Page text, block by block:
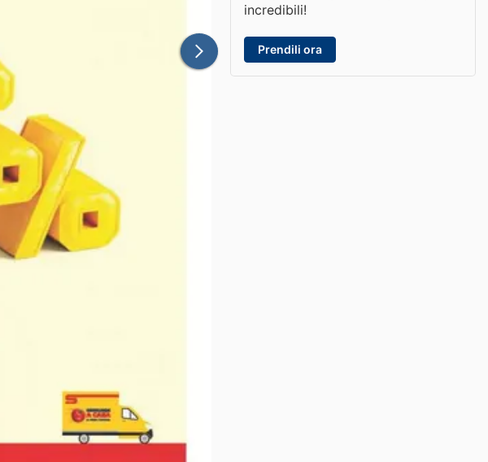
incredibili!
Prendili ora